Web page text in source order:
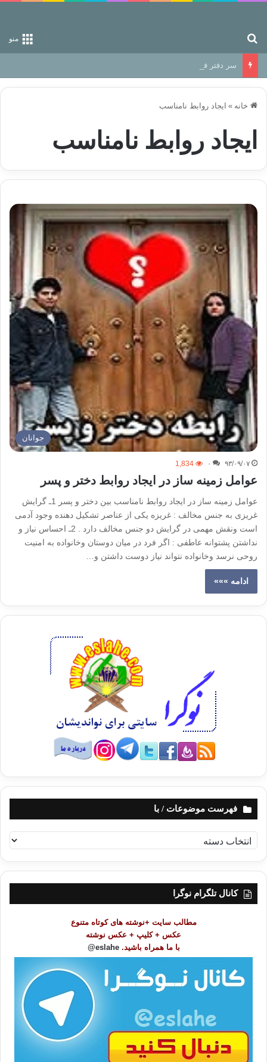
منو
سر دفتر فساد در زمین‌، دوری وکناره‌گیری از راه خداست‌!
خانه » ایجاد روابط نامناسب
ایجاد روابط نامناسب
جوانان
۹۳/۰۹/۰۷ ۰ 1,834
عوامل زمینه ساز در ایجاد روابط دختر و پسر
عوامل زمینه ساز در ایجاد روابط نامناسب بین دختر و پسر 1ـ گرایش
غریزی به جنس مخالف : غریزه یكی از عناصر تشكیل دهنده وجود آدمی
است ونقش مهمی در گرایش دو جنس مخالف دارد . 2ـ احساس نیاز و
نداشتن پشتوانه عاطفی : اگر فرد در میان دوستان وخانواده به امنیت
روحی نرسد وخانواده نتواند نیاز دوست داشتن و…
ادامه »»»
فهرست موضوعات / با
ه
ر
کانال تلگرام نوگرا
مطالب سایت +نوشته های کوتاه متنوع
عکس + کلیپ + عکس نوشته
با ما همراه باشید. eslahe@